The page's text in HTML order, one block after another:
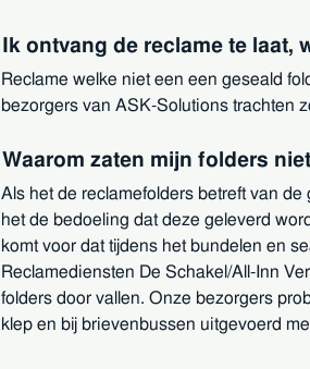
Ik ontvang de reclame te laat,
Reclame welke niet een een geseald
bezorgers van ASK-Solutions trachten
Waarom zaten mijn folders
Als het de reclamefolders betreft van
het de bedoeling dat deze geleverd
komt voor dat tijdens het bundelen en
Reclamediensten De Schakel/All-Inn
folders door vallen. Onze bezorgers
klep en bij brievenbussen uitgevoerd